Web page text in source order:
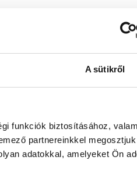
A sütikről
funkciók biztosításához,
partnereinkkel
adatokkal, amelyeket Ön
(see the browser console for